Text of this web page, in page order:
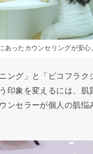
あったカウンセリングが安心
ング」と「ピコフラク
印象を変えるには、肌
ンセラーが個人の肌悩